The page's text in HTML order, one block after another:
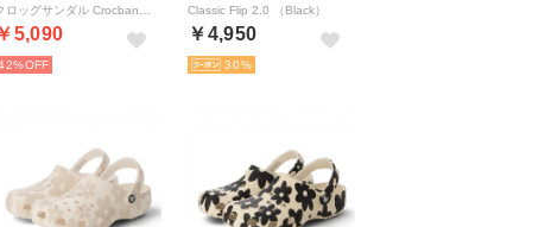
5,090
Classic Flip 2.0 （Black）
￥4,950
30